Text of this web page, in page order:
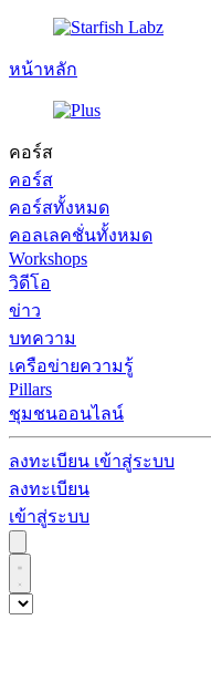
หน้าหลัก
คอร์ส
คอร์ส
คอร์สทั้งหมด
คอลเลคชั่นทั้งหมด
Workshops
วิดีโอ
ข่าว
บทความ
เครือข่ายความรู้
Pillars
ชุมชนออนไลน์
ลงทะเบียน เข้าสู่ระบบ
ลงทะเบียน
เข้าสู่ระบบ